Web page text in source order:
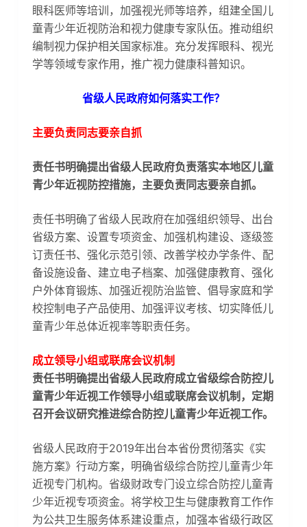
眼科医师等培训，加强视光师等培养，组建全国儿
童青少年近视防治和视力健康专家队伍。推动组织
编制视力保护相关国家标准。充分发挥眼科、视光
学等领域专家作用，推广视力健康科普知识。
省级人民政府如何落实工作？
主要负责同志要亲自抓
责任书明确提出省级人民政府负责落实本地区儿童
青少年近视防控措施，主要负责同志要亲自抓。
责任书明确了省级人民政府在加强组织领导、出台
省级方案、设置专项资金、加强机构建设、逐级签
订责任书、强化示范引领、改善学校办学条件、配
备设施设备、建立电子档案、加强健康教育、强化
户外体育锻炼、加强近视防治监管、倡导家庭和学
校控制电子产品使用、加强评议考核、切实降低儿
童青少年总体近视率等职责任务。
成立领导小组或联席会议机制
责任书明确提出省级人民政府成立省级综合防控儿
童青少年近视工作领导小组或联席会议机制，定期
召开会议研究推进综合防控儿童青少年近视工作。
省级人民政府于2019年出台本省份贯彻落实《实
施方案》行动方案，明确省级综合防控儿童青少年
近视专门机构。省级财政专门设立综合防控儿童青
少年近视专项资金。将学校卫生与健康教育工作作
为公共卫生服务体系建设重点，加强本省级行政区